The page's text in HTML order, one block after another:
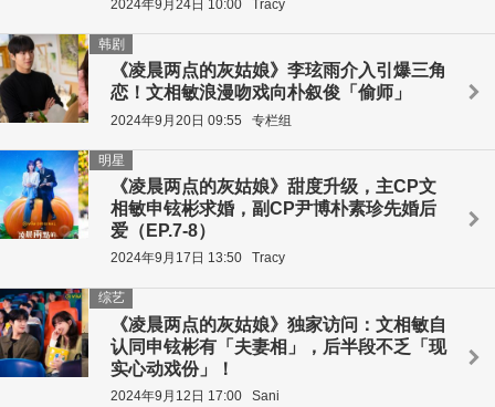
2024年9月24日 10:00 Tracy
《凌晨两点的灰姑娘》李玹雨介入引爆三角
恋！文相敏浪漫吻戏向朴叙俊「偷师」
韩剧
2024年9月20日 09:55 专栏组
《凌晨两点的灰姑娘》甜度升级，主CP文
相敏申铉彬求婚，副CP尹博朴素珍先婚后
爱（EP.7-8）
明星
2024年9月17日 13:50 Tracy
《凌晨两点的灰姑娘》独家访问：文相敏自
认同申铉彬有「夫妻相」，后半段不乏「现
实心动戏份」！
综艺
2024年9月12日 17:00 Sani